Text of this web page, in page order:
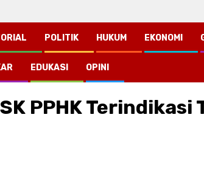
POLITIK HUKUM EKONOMI
EDUKASI OPINI
PPHK Terindikasi